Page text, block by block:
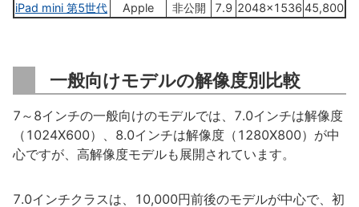
iPad mini 第5世代
Apple 非公開 7.9 2048×153645,800
一般向けモデルの解像度別比較
7～8インチの一般向けのモデルでは、7.0インチは解像度
（1024X600）、8.0インチは解像度（1280X800）が中
心ですが、高解像度モデルも展開されています。
7.0インチクラスは、10,000円前後のモデルが中心で、初